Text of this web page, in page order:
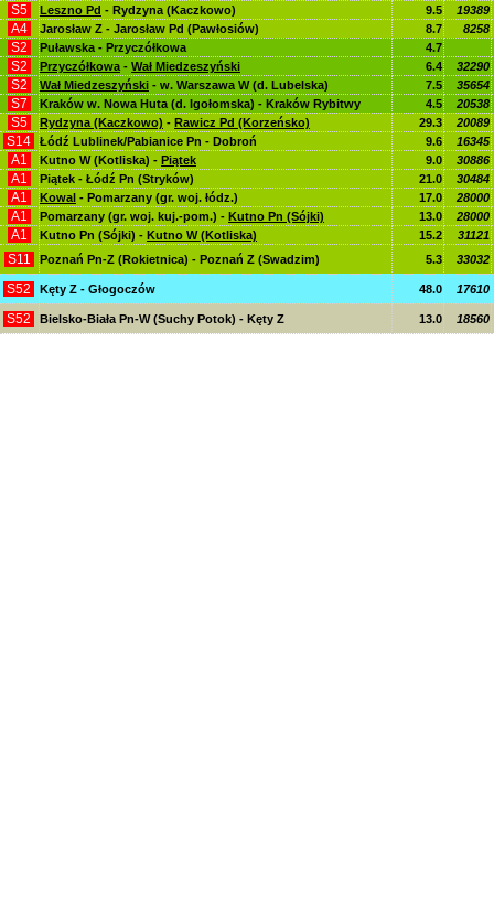
S5 Leszno Pd - Rydzyna (Kaczkowo) 9.5 19389
A4 Jarosław Z - Jarosław Pd (Pawłosiów) 8.7 8258
S2 Puławska - Przyczółkowa 4.7
S2 Przyczółkowa - Wał Miedzeszyński 6.4 32290
S2 Wał Miedzeszyński - w. Warszawa W (d. Lubelska) 7.5 35654
S7 Kraków w. Nowa Huta (d. Igołomska) - Kraków Rybitwy 4.5 20538
S5 Rydzyna (Kaczkowo) - Rawicz Pd (Korzeńsko) 29.3 20089
S14 Łódź Lublinek/Pabianice Pn - Dobroń 9.6 16345
A1 Kutno W (Kotliska) - Piątek 9.0 30886
A1 Piątek - Łódź Pn (Stryków) 21.0 30484
A1 Kowal - Pomarzany (gr. woj. łódz.) 17.0 28000
A1 Pomarzany (gr. woj. kuj.-pom.) - Kutno Pn (Sójki) 13.0 28000
A1 Kutno Pn (Sójki) - Kutno W (Kotliska) 15.2 31121
S11 Poznań Pn-Z (Rokietnica) - Poznań Z (Swadzim) 5.3 33032
S52 Kęty Z - Głogoczów 48.0 17610
S52 Bielsko-Biała Pn-W (Suchy Potok) - Kęty Z 13.0 18560